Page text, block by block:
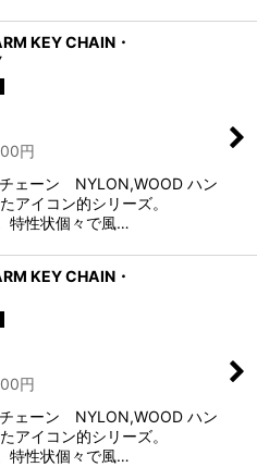
KEY CHAIN・
円
ェーン NYLON,WOOD ハン
アイコン的シリーズ。
特性状個々で風…
KEY CHAIN・
円
ェーン NYLON,WOOD ハン
アイコン的シリーズ。
特性状個々で風…